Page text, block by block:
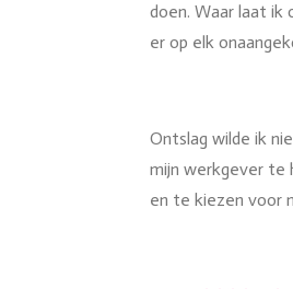
doen. Waar laat ik
er op elk
Ontslag wilde ik
mijn werkgever te
en te kiezen voor